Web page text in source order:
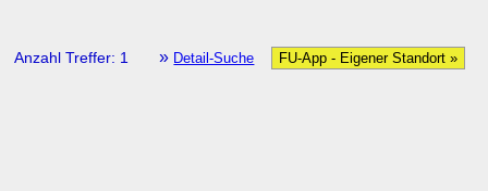
Anzahl Treffer: 1 » Detail-Suche FU-App - Eigener Standort »